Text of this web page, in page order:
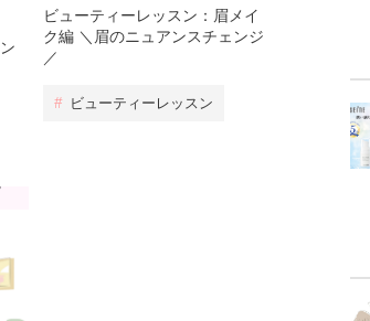
ビューティーレッスン：眉メイ
ク編 ＼眉のニュアンスチェンジ
／
# ビューティーレッスン